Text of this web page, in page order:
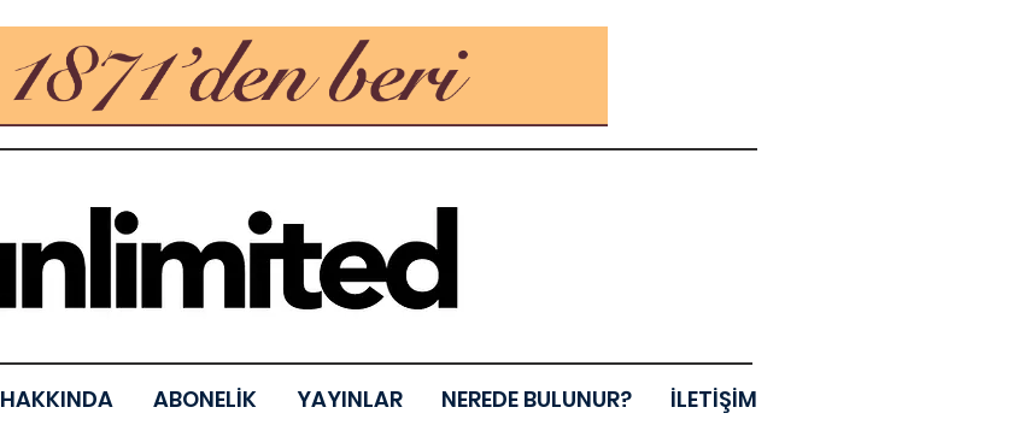
HAKKINDA ABONELİK YAYINLAR NEREDE BULUNUR? İLETİŞİM